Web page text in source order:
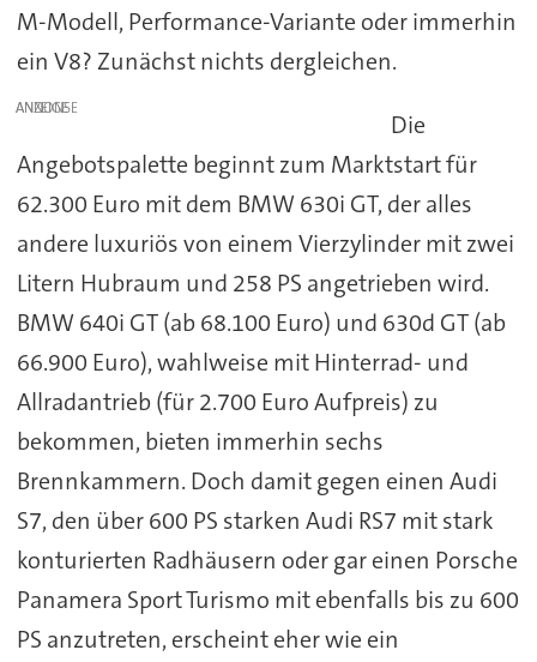
M-Modell, Performance-Variante oder immerhin
ein V8? Zunächst nichts dergleichen.
ANZEIGE
Die
Angebotspalette beginnt zum Marktstart für
62.300 Euro mit dem BMW 630i GT, der alles
andere luxuriös von einem Vierzylinder mit zwei
Litern Hubraum und 258 PS angetrieben wird.
BMW 640i GT (ab 68.100 Euro) und 630d GT (ab
66.900 Euro), wahlweise mit Hinterrad- und
Allradantrieb (für 2.700 Euro Aufpreis) zu
bekommen, bieten immerhin sechs
Brennkammern. Doch damit gegen einen Audi
S7, den über 600 PS starken Audi RS7 mit stark
konturierten Radhäusern oder gar einen Porsche
Panamera Sport Turismo mit ebenfalls bis zu 600
PS anzutreten, erscheint eher wie ein